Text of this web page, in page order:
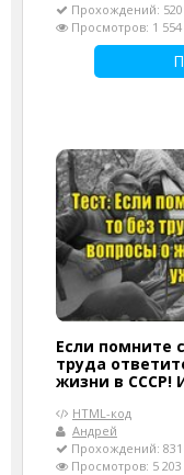
Прохождений: 520
Просмотров: 1 554
Если помните
труда
жизни в СССР!
HTML-код
Андрей
Прохождений: 831
Просмотров: 5 203